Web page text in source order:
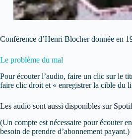
Conférence d’Henri Blocher donnée en
Le problème du mal
Pour écouter l’audio, faire un clic sur le
faire clic droit et « enregistrer la cible du
Les audio sont aussi disponibles sur
(Un compte est nécessaire pour écouter
besoin de prendre d’abonnement payant.)